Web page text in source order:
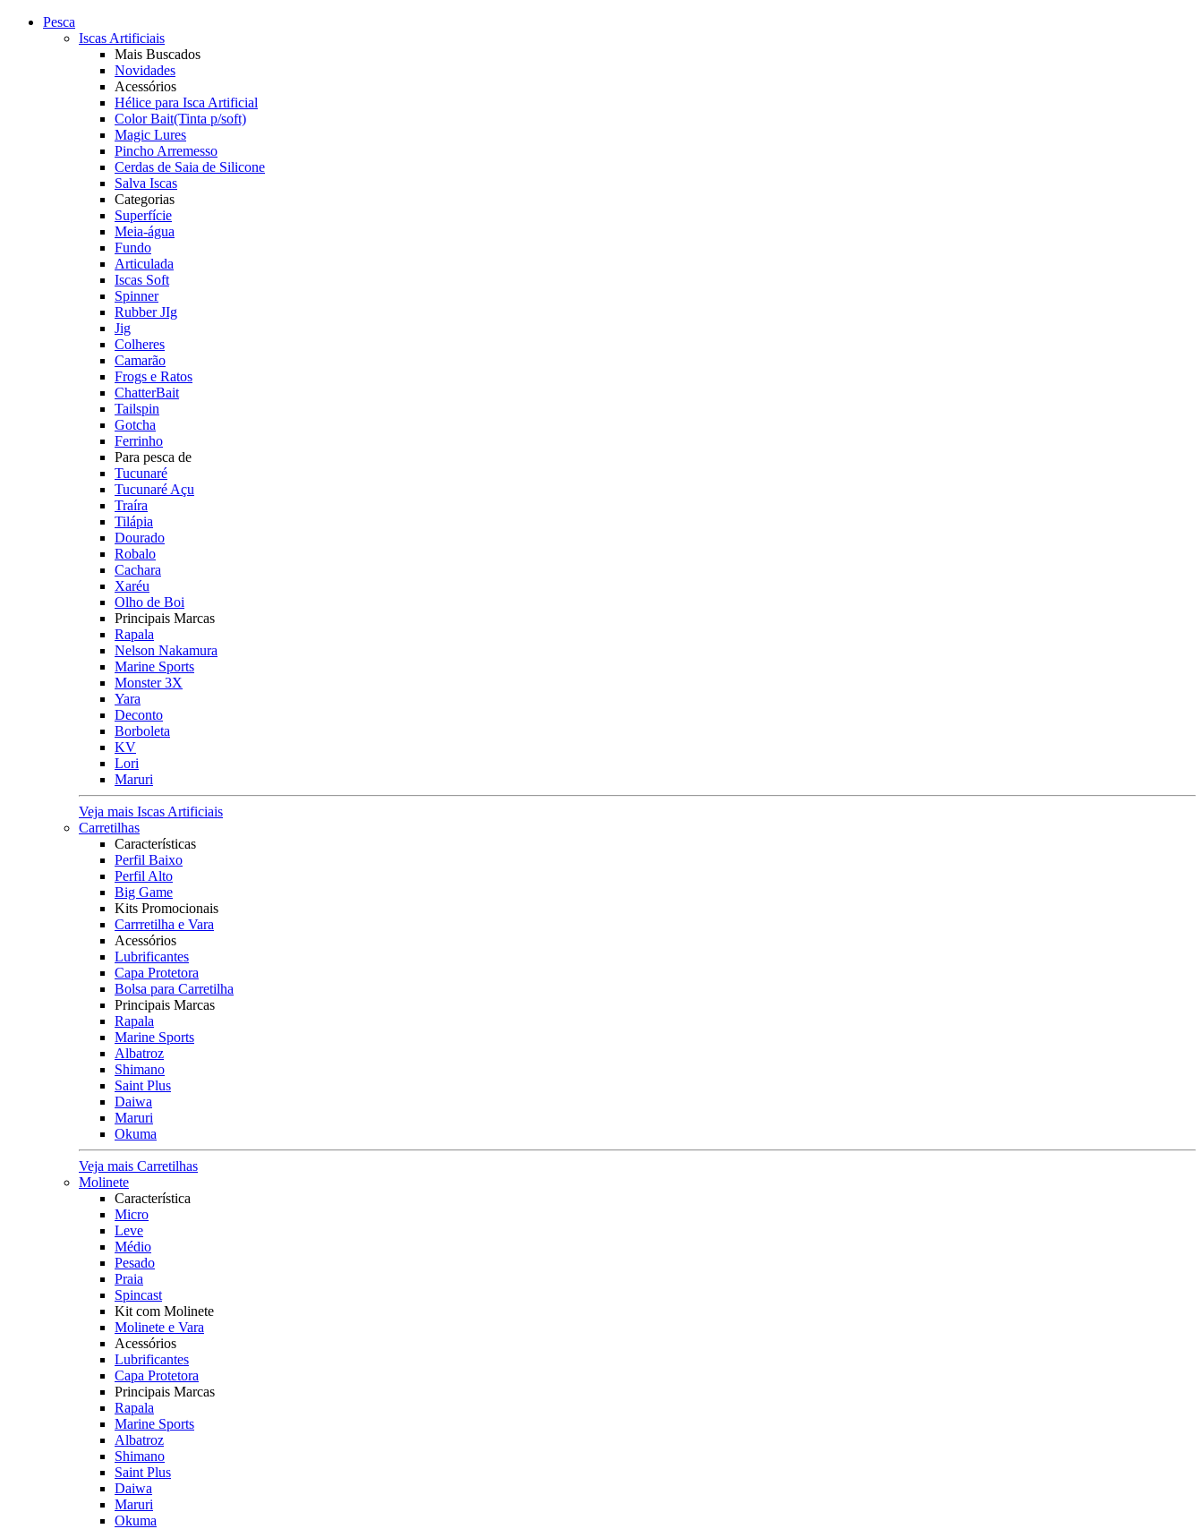
Pesca
Iscas Artificiais
Mais Buscados
Novidades
Acessórios
Hélice para Isca Artificial
Color Bait(Tinta p/soft)
Magic Lures
Pincho Arremesso
Cerdas de Saia de Silicone
Salva Iscas
Categorias
Superfície
Meia-água
Fundo
Articulada
Iscas Soft
Spinner
Rubber JIg
Jig
Colheres
Camarão
Frogs e Ratos
ChatterBait
Tailspin
Gotcha
Ferrinho
Para pesca de
Tucunaré
Tucunaré Açu
Traíra
Tilápia
Dourado
Robalo
Cachara
Xaréu
Olho de Boi
Principais Marcas
Rapala
Nelson Nakamura
Marine Sports
Monster 3X
Yara
Deconto
Borboleta
KV
Lori
Maruri
Veja mais Iscas Artificiais
Carretilhas
Características
Perfil Baixo
Perfil Alto
Big Game
Kits Promocionais
Carrretilha e Vara
Acessórios
Lubrificantes
Capa Protetora
Bolsa para Carretilha
Principais Marcas
Rapala
Marine Sports
Albatroz
Shimano
Saint Plus
Daiwa
Maruri
Okuma
Veja mais Carretilhas
Molinete
Característica
Micro
Leve
Médio
Pesado
Praia
Spincast
Kit com Molinete
Molinete e Vara
Acessórios
Lubrificantes
Capa Protetora
Principais Marcas
Rapala
Marine Sports
Albatroz
Shimano
Saint Plus
Daiwa
Maruri
Okuma